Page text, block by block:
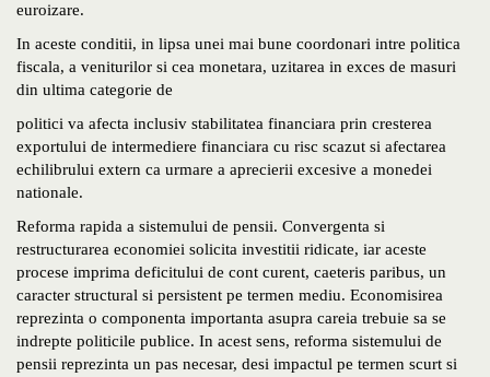
euroizare.
In aceste conditii, in lipsa unei mai bune coordonari intre politica
fiscala, a veniturilor si cea monetara, uzitarea in exces de masuri
din ultima categorie de
politici va afecta inclusiv stabilitatea financiara prin cresterea
exportului de intermediere financiara cu risc scazut si afectarea
echilibrului extern ca urmare a aprecierii excesive a monedei
nationale.
Reforma rapida a sistemului de pensii. Convergenta si
restructurarea economiei solicita investitii ridicate, iar aceste
procese imprima deficitului de cont curent, caeteris paribus, un
caracter structural si persistent pe termen mediu. Economisirea
reprezinta o componenta importanta asupra careia trebuie sa se
indrepte politicile publice. In acest sens, reforma sistemului de
pensii reprezinta un pas necesar, desi impactul pe termen scurt si